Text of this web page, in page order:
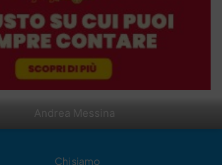
Andrea Messina
Chi siamo